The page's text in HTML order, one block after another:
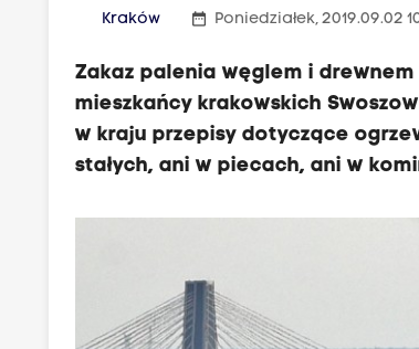
Kraków date_range Poniedziałek, 2019.09.02
Zakaz palenia węglem i
mieszkańcy krakowskich
w kraju przepisy dotyczące
stałych, ani w piecach, ani w